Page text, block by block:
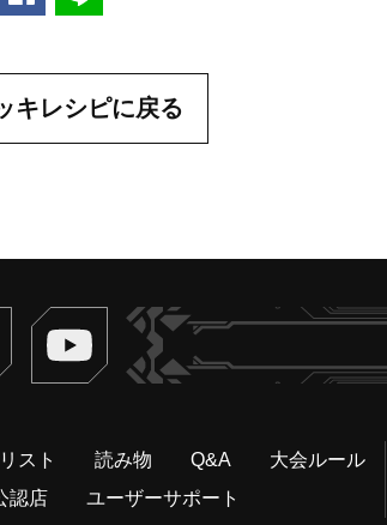
キレシピに戻る
Twitter ヴァンガードch
スト 読み物 Q&A
大会ルール
認店 ユーザーサポート